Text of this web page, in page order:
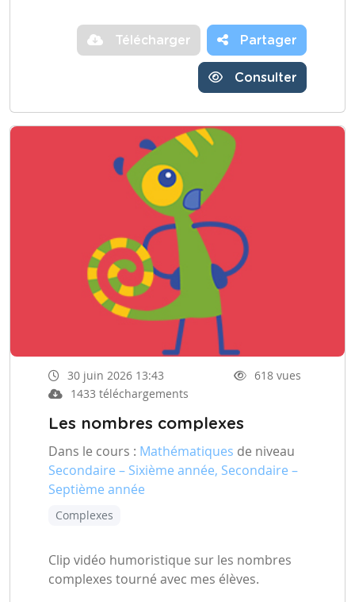
Télécharger Partager
Consulter
30 juin 2026 13:43
618 vues
1433 téléchargements
Les nombres complexes
Dans le cours : Mathématiques de niveau
Secondaire – Sixième année, Secondaire –
Septième année
Complexes
Clip vidéo humoristique sur les nombres
complexes tourné avec mes élèves.